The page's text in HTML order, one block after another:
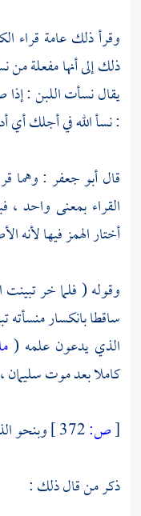
وقرأ ذلك عامة قراء
ذلك إلى أنها مفعلة من
يقال نسأت اللبن : إذا
: نسأ الله في أجلك أي
قالأبو جعفر : وهما
القراء بمعنى واحد ،
أختار الهمز فيها لأنه
وقوله ( فلما خر
ساقطا بانكسار
الذي يدعون علمه (
كاملا بعد موتسليمان ،
[ص:
وبنحو
ذكر من قال ذلك :